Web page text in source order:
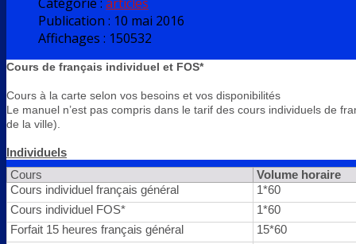
Publication : 10 mai 2016
Affichages : 150532
Cours de français individuel et FOS*
Cours à la carte selon vos besoins et vos disponibilités
Le manuel n’est pas compris dans le tarif des cours individuels de
de la ville).
Individuels
Cours Volume horaire
Cours individuel français général
1*60
Cours individuel FOS*
1*60
Forfait 15 heures français général
15*60